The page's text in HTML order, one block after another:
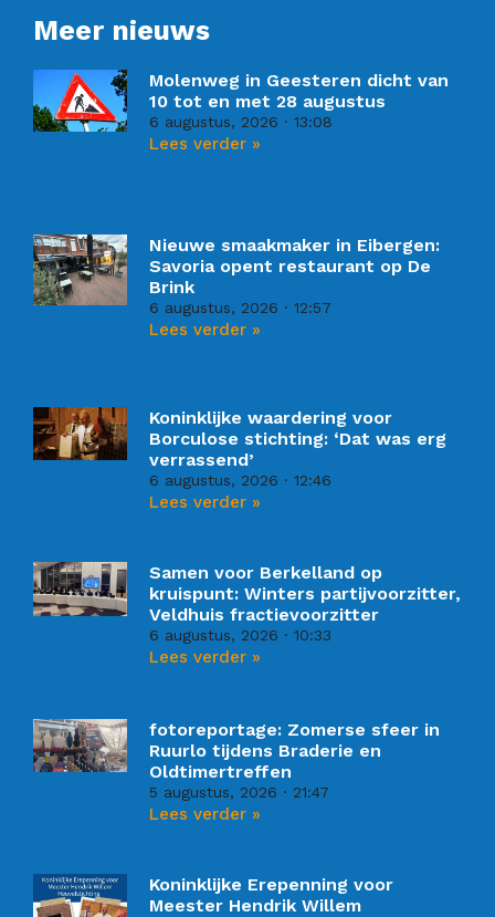
Meer nieuws
Molenweg in Geesteren dicht van
10 tot en met 28 augustus
6 augustus, 2026 13:08
Lees verder »
Nieuwe smaakmaker in Eibergen:
Savoria opent restaurant op De
Brink
6 augustus, 2026 12:57
Lees verder »
Koninklijke waardering voor
Borculose stichting: ‘Dat was erg
verrassend’
6 augustus, 2026 12:46
Lees verder »
Samen voor Berkelland op
kruispunt: Winters partijvoorzitter,
Veldhuis fractievoorzitter
6 augustus, 2026 10:33
Lees verder »
fotoreportage: Zomerse sfeer in
Ruurlo tijdens Braderie en
Oldtimertreffen
5 augustus, 2026 21:47
Lees verder »
Koninklijke Erepenning voor
Meester Hendrik Willem